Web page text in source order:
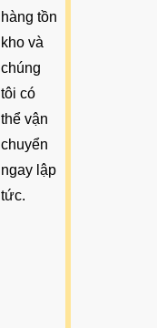
hàng tồn
kho và
chúng
tôi có
thể vận
chuyển
ngay lập
tức.